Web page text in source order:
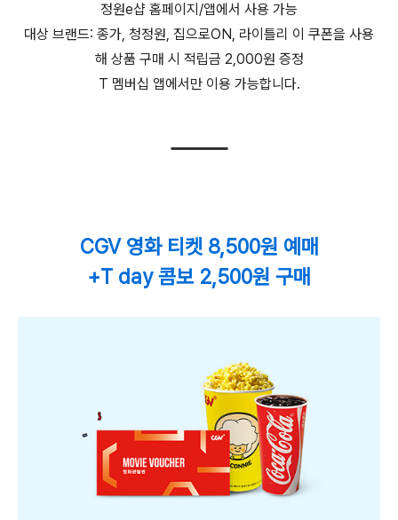
정원e샵 홈페이지/앱에서 사용 가능
대상 브랜드: 종가, 청정원, 집으로ON, 라이틀리 이 쿠폰을 사용
해 상품 구매 시 적립금 2,000원 증정
T 멤버십 앱에서만 이용 가능합니다.
CGV 영화 티켓 8,500원 예매
+T day 콤보 2,500원 구매